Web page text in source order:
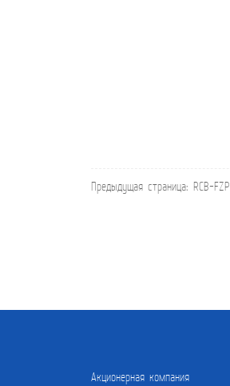
Предыдущая страница: RCB-FZP
Акционерная компания